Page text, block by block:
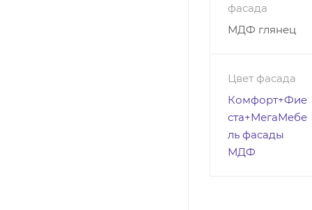
фасада
МДФ глянец
Цвет фасада
Комфорт+Фие
ста+МегаМебе
ль фасады
МДФ